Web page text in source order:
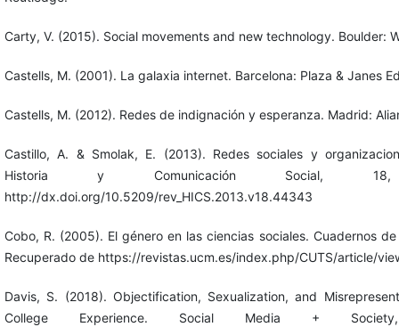
Carty, V. (2015). Social movements and new technology. Boulder:
Castells, M. (2001). La galaxia internet. Barcelona: Plaza & Janes
Castells, M. (2012). Redes de indignación y esperanza. Madrid:
Castillo, A. & Smolak, E. (2013). Redes sociales y
Historia y Comunicación Social,
http://dx.doi.org/10.5209/rev_HICS.2013.v18.44343
Cobo, R. (2005). El género en las ciencias sociales. Cuadernos
Recuperado de https://revistas.ucm.es/index.php/CUTS/article/
Davis, S. (2018). Objectification, Sexualization, and
College Experience. Social Media +